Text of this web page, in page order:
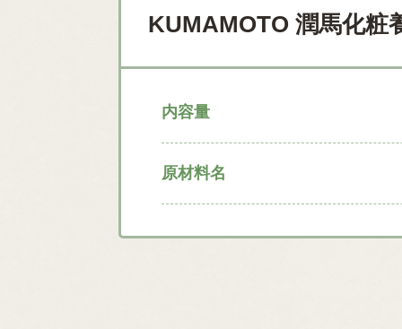
KUMAMOTO 潤馬化粧
内容量
原材料名